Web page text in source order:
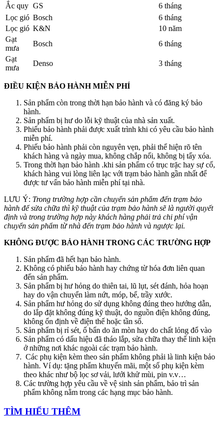
Ắc quy GS
6 tháng
Lọc gió Bosch
6 tháng
Lọc gió K&N
10 năm
Gạt
mưa
Bosch
6 tháng
Gạt
mưa
Denso 3 tháng
ĐIỀU KIỆN BẢO HÀNH MIỄN PHÍ
Sản phẩm còn trong thời hạn bảo hành và có đăng ký bảo
hành.
Sản phẩm bị hư do lỗi kỹ thuật của nhà sản xuất.
Phiếu bảo hành phải được xuất trình khi có yêu cầu bảo hành
miễn phí.
Phiếu bảo hành phải còn nguyên vẹn, phải thể hiện rõ tên
khách hàng và ngày mua, không chắp nối, không bị tẩy xóa.
Trong thời hạn bảo hành .khi sản phẩm có trục trặc hay sự cố,
khách hàng vui lòng liên lạc với trạm bảo hành gần nhất để
được tư vấn bảo hành miễn phí tại nhà.
LƯU Ý: Trong trường hợp cần chuyển sản phẩm đến trạm bảo
hành để sửa chữa thì kỹ thuật của trạm bảo hành sẽ là người quyết
định và trong trường hợp này khách hàng phải trả chi phí vận
chuyển sản phẩm từ nhà đến trạm bảo hành và ngược lại.
KHÔNG ĐƯỢC BẢO HÀNH TRONG CÁC TRƯỜNG HỢP
Sản phẩm đã hết hạn bảo hành.
Không có phiếu bảo hành hay chứng từ hóa đơn liên quan
đến sản phẩm.
Sản phẩm bị hư hỏng do thiên tai, lũ lụt, sét đánh, hỏa hoạn
hay do vận chuyển làm nứt, móp, bể, trầy xước.
Sản phẩm hư hỏng do sử dụng không đúng theo hướng dẫn,
do lắp đặt không đúng kỹ thuật, do nguồn điện không đúng,
không ổn định về điện thế hoặc tần số.
Sản phẩm bị rỉ sét, ố bẩn do ăn mòn hay do chất lỏng đổ vào
Sản phẩm có dấu hiệu đã tháo lắp, sửa chữa thay thế linh kiện
ở những nơi khác ngoài các trạm bảo hành.
Các phụ kiện kèm theo sản phẩm không phải là linh kiện bảo
hành. Ví dụ: tặng phẩm khuyến mãi, một số phụ kiện kèm
theo khác như bộ lọc sơ vải, lưới khử mùi, pin v.v…
Các trường hợp yêu cầu về vệ sinh sản phẩm, bảo trì sản
phẩm không nằm trong các hạng mục bảo hành.
TÌM HIỂU THÊM